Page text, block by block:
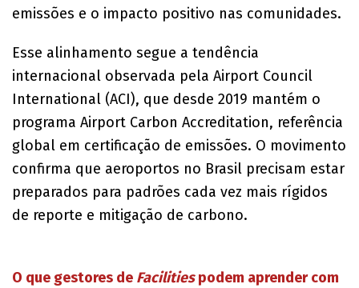
emissões e o impacto positivo nas comunidades.
Esse alinhamento segue a tendência
internacional observada pela Airport Council
International (ACI), que desde 2019 mantém o
programa Airport Carbon Accreditation, referência
global em certificação de emissões. O movimento
confirma que aeroportos no Brasil precisam estar
preparados para padrões cada vez mais rígidos
de reporte e mitigação de carbono.
O que gestores de Facilitiespodem aprender com